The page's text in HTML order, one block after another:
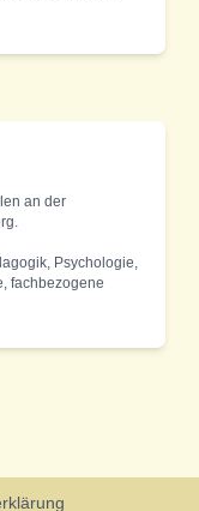
an der
Psychologie,
fachbezogene